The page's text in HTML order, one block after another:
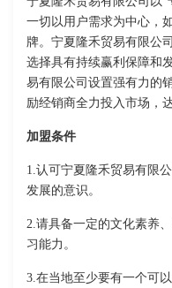
一切以用户需求为中心，
牌。宁夏隆禾贸易有限公
选择具有持续赢利保障和
易有限公司设置强有力的
励经销商全力投入市场，
加盟条件
1.认可宁夏隆禾贸易有限
发展的意识。
2.请具备一定的文化素养
习能力。
3.在当地至少要有一个可